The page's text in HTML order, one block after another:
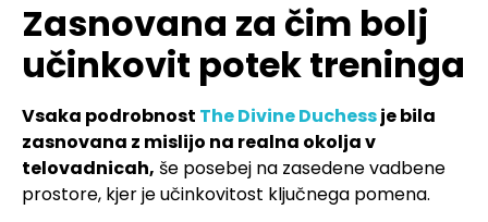
Zasnovana za čim bolj
učinkovit potek treninga
Vsaka podrobnost The Divine Duchessje bila
zasnovana z mislijo na realna okolja v
telovadnicah, še posebej na zasedene vadbene
prostore, kjer je učinkovitost ključnega pomena.